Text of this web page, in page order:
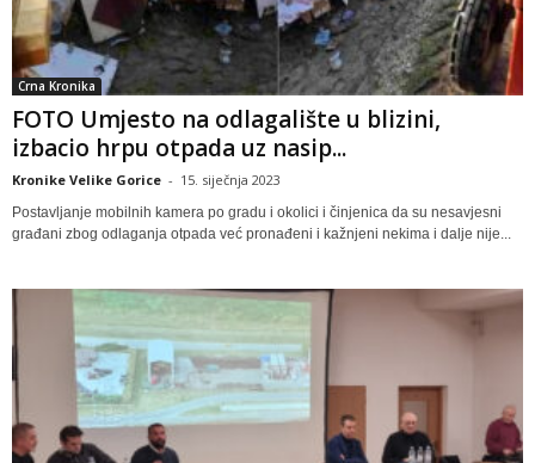
Crna Kronika
FOTO Umjesto na odlagalište u blizini,
izbacio hrpu otpada uz nasip...
Kronike Velike Gorice - 15. siječnja 2023
Postavljanje mobilnih kamera po gradu i okolici i činjenica da su nesavjesni
građani zbog odlaganja otpada već pronađeni i kažnjeni nekima i dalje nije...